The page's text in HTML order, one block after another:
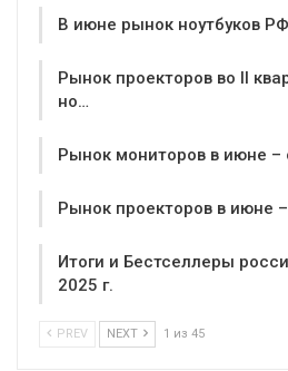
В июне рынок ноутбуков
Рынок проекторов во II
но…
Рынок мониторов в июне –
Рынок проекторов в июне
Итоги и Бестселлеры
2025 г.
PREV NEXT 1 из 45